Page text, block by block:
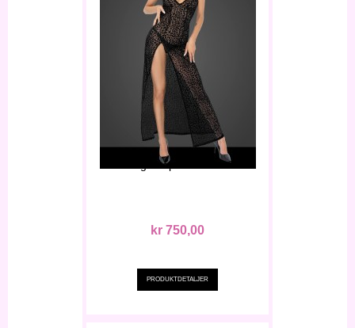
Long Leopard Dress S
kr 750,00
PRODUKTDETALJER